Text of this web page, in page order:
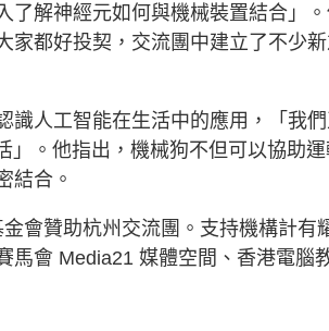
了解神經元如何與機械裝置結合」
家都好投契，交流團中建立了不少
識人工智能在生活中的應用，「我
」。他指出，機械狗不但可以協助
結合。
會贊助杭州交流團。支持機構計有
馬會 Media21 媒體空間、香港電腦